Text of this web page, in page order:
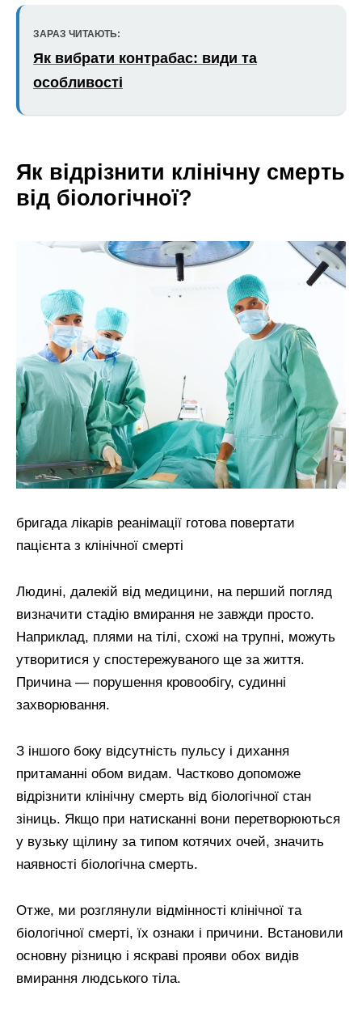
ЗАРАЗ ЧИТАЮТЬ:
Як вибрати контрабас: види та
особливості
Як відрізнити клінічну смерть
від біологічної?
бригада лікарів реанімації готова повертати
пацієнта з клінічної смерті
Людині, далекій від медицини, на перший погляд
визначити стадію вмирання не завжди просто.
Наприклад, плями на тілі, схожі на трупні, можуть
утворитися у спостережуваного ще за життя.
Причина — порушення кровообігу, судинні
захворювання.
З іншого боку відсутність пульсу і дихання
притаманні обом видам. Частково допоможе
відрізнити клінічну смерть від біологічної стан
зіниць. Якщо при натисканні вони перетворюються
у вузьку щілину за типом котячих очей, значить
наявності біологічна смерть.
Отже, ми розглянули відмінності клінічної та
біологічної смерті, їх ознаки і причини. Встановили
основну різницю і яскраві прояви обох видів
вмирання людського тіла.